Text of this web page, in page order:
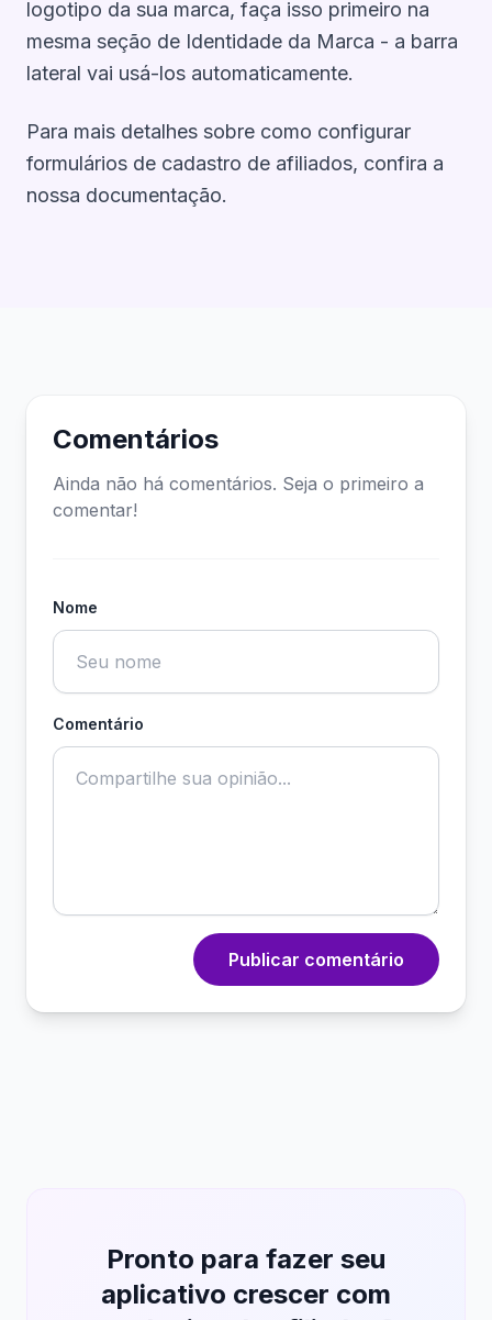
logotipo da sua marca, faça isso primeiro na
mesma seção de Identidade da Marca - a barra
lateral vai usá-los automaticamente.
Para mais detalhes sobre como configurar
formulários de cadastro de afiliados, confira a
nossa documentação.
Comentários
Ainda não há comentários. Seja o primeiro a
comentar!
Nome
Comentário
Publicar comentário
Pronto para fazer seu
aplicativo crescer com